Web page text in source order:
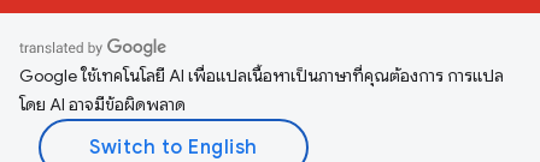
Google ใช้เทคโนโลยี AI เพื่อแปลเนื้อหาเป็นภาษาที่คุณต้องการ การแปล
โดย AI อาจมีข้อผิดพลาด